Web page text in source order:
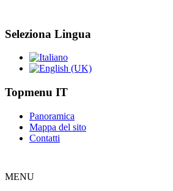
Seleziona Lingua
Topmenu IT
Panoramica
Mappa del sito
Contatti
MENU